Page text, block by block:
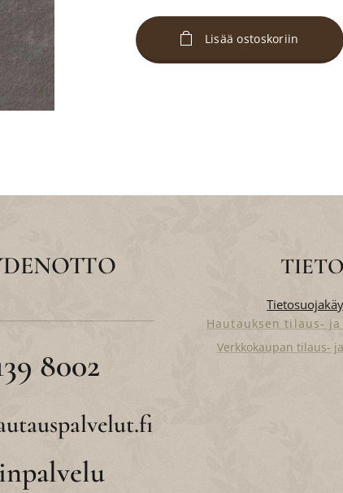
Lisää ostoskoriin
8002
Hautauksen tilaus-
Verkkokaupan tilaus-